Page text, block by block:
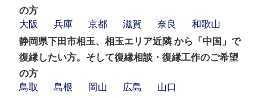
の方
大阪
兵庫 京都 滋賀 奈良
和歌山
静岡県下田市相玉、相玉エリア近隣 から「中国」で
復縁したい方。そして復縁相談・復縁工作のご希望
の方
鳥取
島根 岡山 広島
山口